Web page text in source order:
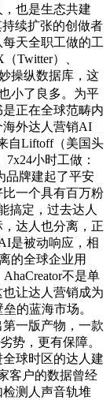
也是生态共建
续扩张的创做者
天全职工做的工
Twitter）、
操纵数据库，这
小了良多。为平
正在全球范畴内
海外达人营销AI
自Liftoff（美国头
小时工做：
品牌建起了平安
一个具有百万粉
搞定，过去达人
达人也分离，正
是被动响应，相
的全球企业用
不是单
让达人营销成为
的蓝海市场。
一版产物，一款
势，更有保障。
球时区的达人建
客户的数据曾经
测人声音轨堆